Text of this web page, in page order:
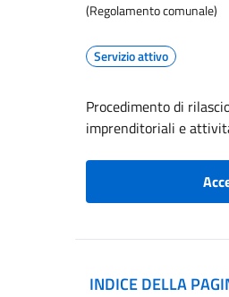
(Regolamento comunale)
Servizio attivo
Procedimento di
imprenditoriali e
INDICE DELLA